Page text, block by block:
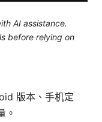
AI assistance.
before relying on
版本、手机定
。